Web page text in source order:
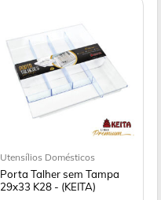
Utensílios Domésticos
Porta Talher sem Tampa
29x33 K28 - (KEITA)